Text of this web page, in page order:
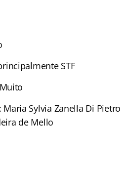
STF
Sylvia Zanella Di Pietro
de Mello